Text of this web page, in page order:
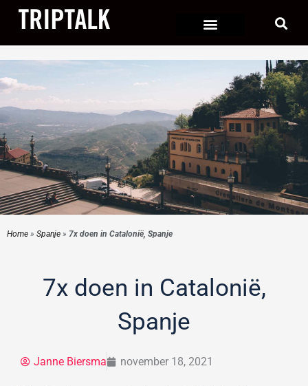
de
inhoud
Home » Spanje » 7x doen in Catalonië, Spanje
7x doen in Catalonië,
Spanje
Janne Biersma november 18, 2021